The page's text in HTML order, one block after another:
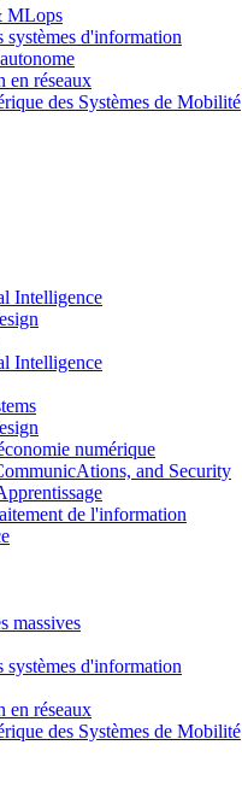
MLops
systèmes d'information
en réseaux
des Systèmes de Mobilité
Intelligence
Intelligence
numérique
and Security
de l'information
massives
systèmes d'information
en réseaux
des Systèmes de Mobilité